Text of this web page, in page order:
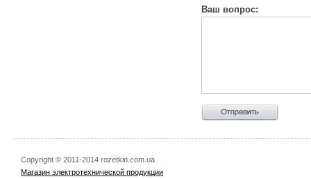
Ваш вопрос:
Copyright © 2011-2014 rozetkin.com.ua
Магазин электротехнической продукции